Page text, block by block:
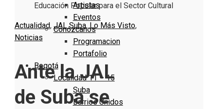
Artistas
Eventos
Conózcanos
Programacion
Portafolio
Bogotá
Localidad 11 – 15
Suba
Barrios Unidos
Educación Popular para el Sector Cultural
Actualidad, JAL Suba, Lo Más Visto,
Noticias
Ante la JAL
de Suba se